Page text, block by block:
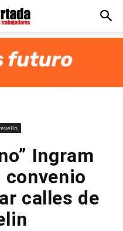
Ingram
calles de